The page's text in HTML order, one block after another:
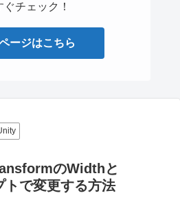
ぐチェック！
ージはこちら
のWidthと
で変更する方法